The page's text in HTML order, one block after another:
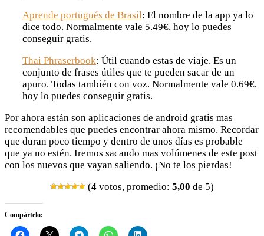
Aprende portugués de Brasil: El nombre de la app ya lo
dice todo. Normalmente vale 5.49€, hoy lo puedes
conseguir gratis.
Thai Phraserbook: Útil cuando estas de viaje. Es un
conjunto de frases útiles que te pueden sacar de un
apuro. Todas también con voz. Normalmente vale 0.69€,
hoy lo puedes conseguir gratis.
Por ahora están son aplicaciones de android gratis mas
recomendables que puedes encontrar ahora mismo. Recordar
que duran poco tiempo y dentro de unos días es probable
que ya no estén. Iremos sacando mas volúmenes de este post
con los nuevos que vayan saliendo. ¡No te los pierdas!
(4 votos, promedio: 5,00 de 5)
Compártelo: